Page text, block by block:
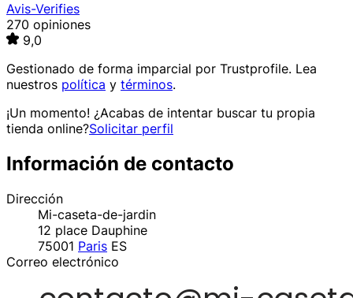
Avis-Verifies
270 opiniones
9,0
Gestionado de forma imparcial por Trustprofile. Lea
nuestros política y términos.
¡Un momento! ¿Acabas de intentar buscar tu propia
tienda online?Solicitar perfil
Información de contacto
Dirección
Mi-caseta-de-jardin
12 place Dauphine
75001 Paris ES
Correo electrónico